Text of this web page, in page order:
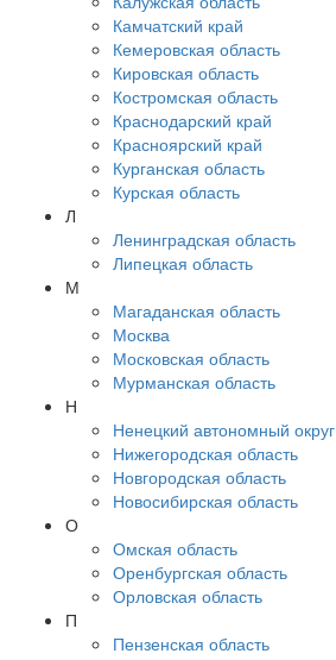
Камчатский край
Кемеровская область
Кировская область
Костромская область
Краснодарский край
Красноярский край
Курганская область
Курская область
Л
Ленинградская область
Липецкая область
М
Магаданская область
Москва
Московская область
Мурманская область
Н
Ненецкий автономный округ
Нижегородская область
Новгородская область
Новосибирская область
О
Омская область
Оренбургская область
Орловская область
П
Пензенская область